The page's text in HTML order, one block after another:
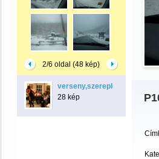
2/6 oldal (48 kép)
verseny,szereplés,lemezborító
28 kép